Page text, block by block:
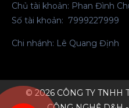
Chủ tài khoản: Phan Đình
Số tài khoản: 7999227999
Chi nhánh: Lê Quang Định
© 2026 CÔNG TY TNHH